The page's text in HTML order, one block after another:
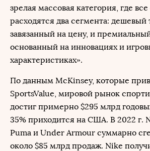
зрелая массовая категория, где
расходятся два сегмента:
завязанный на цену, и
основанный на инновациях и
характеристиках».
По данным McKinsey, которые
SportsValue, мировой рынок
достиг примерно $295 млрд
35% приходится на США. В 2022 г.
Puma и Under Armour суммарно
около $85 млрд продаж. Nike